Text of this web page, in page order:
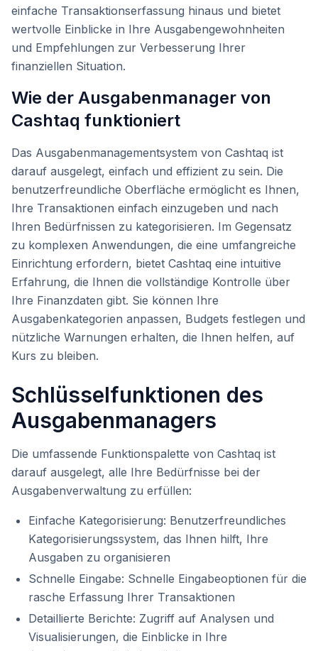
einfache Transaktionserfassung hinaus und bietet
wertvolle Einblicke in Ihre Ausgabengewohnheiten
und Empfehlungen zur Verbesserung Ihrer
finanziellen Situation.
Wie der Ausgabenmanager von
Cashtaq funktioniert
Das Ausgabenmanagementsystem von Cashtaq ist
darauf ausgelegt, einfach und effizient zu sein. Die
benutzerfreundliche Oberfläche ermöglicht es Ihnen,
Ihre Transaktionen einfach einzugeben und nach
Ihren Bedürfnissen zu kategorisieren. Im Gegensatz
zu komplexen Anwendungen, die eine umfangreiche
Einrichtung erfordern, bietet Cashtaq eine intuitive
Erfahrung, die Ihnen die vollständige Kontrolle über
Ihre Finanzdaten gibt. Sie können Ihre
Ausgabenkategorien anpassen, Budgets festlegen und
nützliche Warnungen erhalten, die Ihnen helfen, auf
Kurs zu bleiben.
Schlüsselfunktionen des
Ausgabenmanagers
Die umfassende Funktionspalette von Cashtaq ist
darauf ausgelegt, alle Ihre Bedürfnisse bei der
Ausgabenverwaltung zu erfüllen:
Einfache Kategorisierung: Benutzerfreundliches
Kategorisierungssystem, das Ihnen hilft, Ihre
Ausgaben zu organisieren
Schnelle Eingabe: Schnelle Eingabeoptionen für die
rasche Erfassung Ihrer Transaktionen
Detaillierte Berichte: Zugriff auf Analysen und
Visualisierungen, die Einblicke in Ihre